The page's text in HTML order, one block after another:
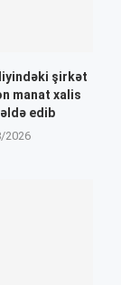
şirkət
manat xalis
edib
2026